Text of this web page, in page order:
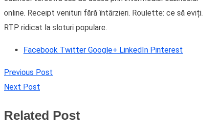
online. Receipt venituri fără întârzieri. Roulette: ce să eviți.
RTP ridicat la sloturi populare.
Facebook Twitter Google+ LinkedIn Pinterest
Previous Post
Next Post
Related Post